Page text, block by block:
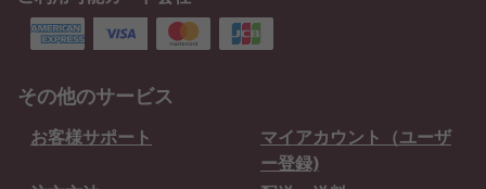
その他のサービス
お客様サポート
マイアカウント（ユーザ
ー登録)